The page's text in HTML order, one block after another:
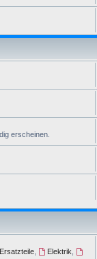
erscheinen.
Ersatzteile, Elektrik